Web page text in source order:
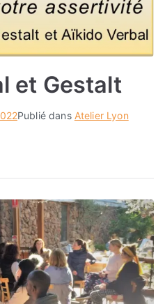
et Gestalt
Publié dans Atelier Lyon